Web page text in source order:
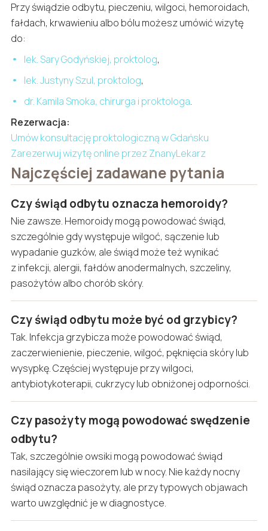
Przy świądzie odbytu, pieczeniu, wilgoci, hemoroidach,
fałdach, krwawieniu albo bólu możesz umówić wizytę
do:
lek. Sary Godyńskiej, proktolog,
lek. Justyny Szul, proktolog,
dr. Kamila Smoka, chirurga i proktologa.
Rezerwacja:
Umów konsultację proktologiczną w Gdańsku
Zarezerwuj wizytę online przez ZnanyLekarz
Najczęściej zadawane pytania
Czy świąd odbytu oznacza hemoroidy?
Nie zawsze. Hemoroidy mogą powodować świąd,
szczególnie gdy występuje wilgoć, sączenie lub
wypadanie guzków, ale świąd może też wynikać
z infekcji, alergii, fałdów anodermalnych, szczeliny,
pasożytów albo chorób skóry.
Czy świąd odbytu może być od grzybicy?
Tak. Infekcja grzybicza może powodować świąd,
zaczerwienienie, pieczenie, wilgoć, pęknięcia skóry lub
wysypkę. Częściej występuje przy wilgoci,
antybiotykoterapii, cukrzycy lub obniżonej odporności.
Czy pasożyty mogą powodować swędzenie
odbytu?
Tak, szczególnie owsiki mogą powodować świąd
nasilający się wieczorem lub w nocy. Nie każdy nocny
świąd oznacza pasożyty, ale przy typowych objawach
warto uwzględnić je w diagnostyce.